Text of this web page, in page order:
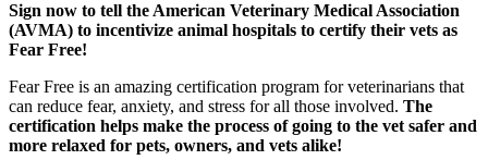
Sign now to tell the American Veterinary Medical Association
(AVMA) to incentivize animal hospitals to certify their vets as
Fear Free!
Fear Free is an amazing certification program for veterinarians that
can reduce fear, anxiety, and stress for all those involved. The
certification helps make the process of going to the vet safer and
more relaxed for pets, owners, and vets alike!